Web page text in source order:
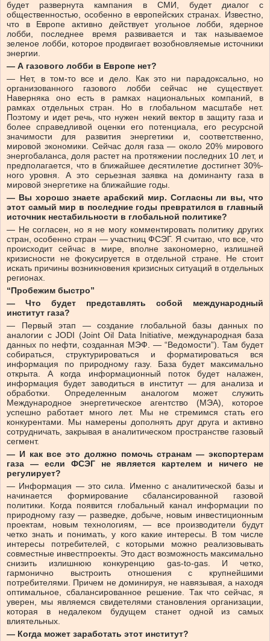
будет развернута кампания в СМИ, будет диалог с
общественностью, особенно в европейских странах. Известно,
что в Европе активно действует угольное лобби, ядерное
лобби, последнее время развивается и так называемое
зеленое лобби, которое продвигает возобновляемые источники
энергии.
— А газового лобби в Европе нет?
— Нет, в том-то все и дело. Как это ни парадоксально, но
организованного газового лобби сейчас не существует.
Наверняка оно есть в рамках национальных компаний, в
рамках отдельных стран. Но в глобальном масштабе нет.
Поэтому и идет речь, что нужен некий вектор в защиту газа и
более справедливой оценки его потенциала, его ресурсной
значимости для развития энергетики и, соответственно,
мировой экономики. Сейчас доля газа — около 20% мирового
энергобаланса, доля растет на протяжении последних 10 лет, и
предполагается, что в ближайшее десятилетие достигнет 30%-
ного уровня. А это серьезная заявка на доминанту газа в
мировой энергетике на ближайшие годы.
— Вы хорошо знаете арабский мир. Согласны ли вы, что
этот самый мир в последние годы превратился в главный
источник нестабильности в глобальной политике?
— Не согласен, но я не могу комментировать политику других
стран, особенно стран — участниц ФСЭГ. Я считаю, что все, что
происходит сейчас в мире, вполне закономерно, излишней
кризисности не фокусируется в отдельной стране. Не стоит
искать причины возникновения кризисных ситуаций в отдельных
регионах.
“Пробежим быстро”
— Что будет представлять собой международный
институт газа?
— Первый этап — создание глобальной базы данных по
аналогии с JODI (Joint Oil Data Initiative, международная база
данных по нефти, созданная МЭФ. — “Ведомости”). Там будет
собираться, структурироваться и форматироваться вся
информация по природному газу. База будет максимально
открыта. А когда информационный поток будет налажен,
информация будет заводиться в институт — для анализа и
обработки. Определенным аналогом может служить
Международное энергетическое агентство (МЭА), которое
успешно работает много лет. Мы не стремимся стать его
конкурентами. Мы намерены дополнять друг друга и активно
сотрудничать, закрывая в аналитическом пространстве газовый
сегмент.
— И как все это должно помочь странам — экспортерам
газа — если ФСЭГ не является картелем и ничего не
регулирует?
— Информация — это сила. Именно с аналитической базы и
начинается формирование сбалансированной газовой
политики. Когда появится глобальный канал информации по
природному газу — разведке, добыче, новым инвестиционным
проектам, новым технологиям, — все производители будут
четко знать и понимать, у кого какие интересы. В том числе
интересы потребителей, с которыми можно реализовывать
совместные инвестпроекты. Это даст возможность максимально
снизить излишнюю конкуренцию gas-to-gas. И четко,
гармонично выстроить отношения с крупнейшими
потребителями. Причем не доминируя, не навязывая, а находя
оптимальное, сбалансированное решение. Так что сейчас, я
уверен, мы являемся свидетелями становления организации,
которая в недалеком будущем станет одной из самых
влиятельных.
— Когда может заработать этот институт?